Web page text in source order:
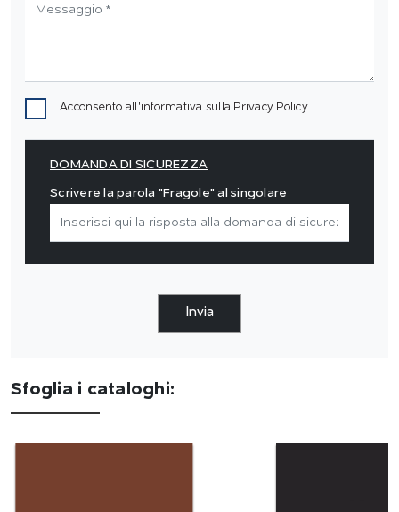
Acconsento all'informativa sulla Privacy Policy
DOMANDA DI SICUREZZA
Scrivere la parola "Fragole" al singolare
Invia
Sfoglia i cataloghi: